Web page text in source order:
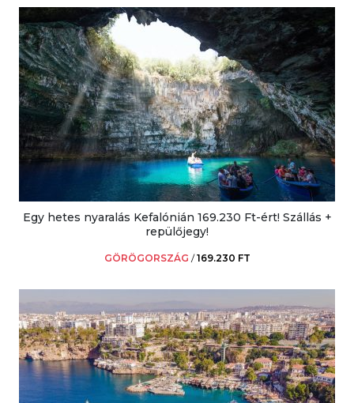
Egy hetes nyaralás Kefalónián 169.230 Ft-ért! Szállás +
repülőjegy!
GÖRÖGORSZÁG /169.230 FT